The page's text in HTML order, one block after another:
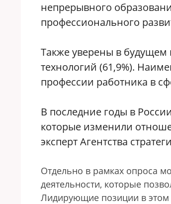
непрерывного
профессионального
Также уверены в
технологий (61,9%).
профессии работника в
В последние годы в
которые изменили
эксперт Агентства
Отдельно в рамках опроса
деятельности, которые
Лидирующие позиции в этом